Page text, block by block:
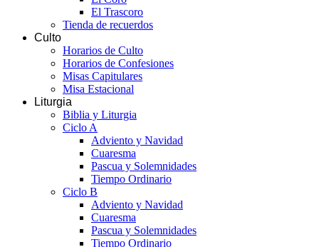
El Trascoro
Tienda de recuerdos
Culto
Horarios de Culto
Horarios de Confesiones
Misas Capitulares
Misa Estacional
Liturgia
Biblia y Liturgia
Ciclo A
Adviento y Navidad
Cuaresma
Pascua y Solemnidades
Tiempo Ordinario
Ciclo B
Adviento y Navidad
Cuaresma
Pascua y Solemnidades
Tiempo Ordinario